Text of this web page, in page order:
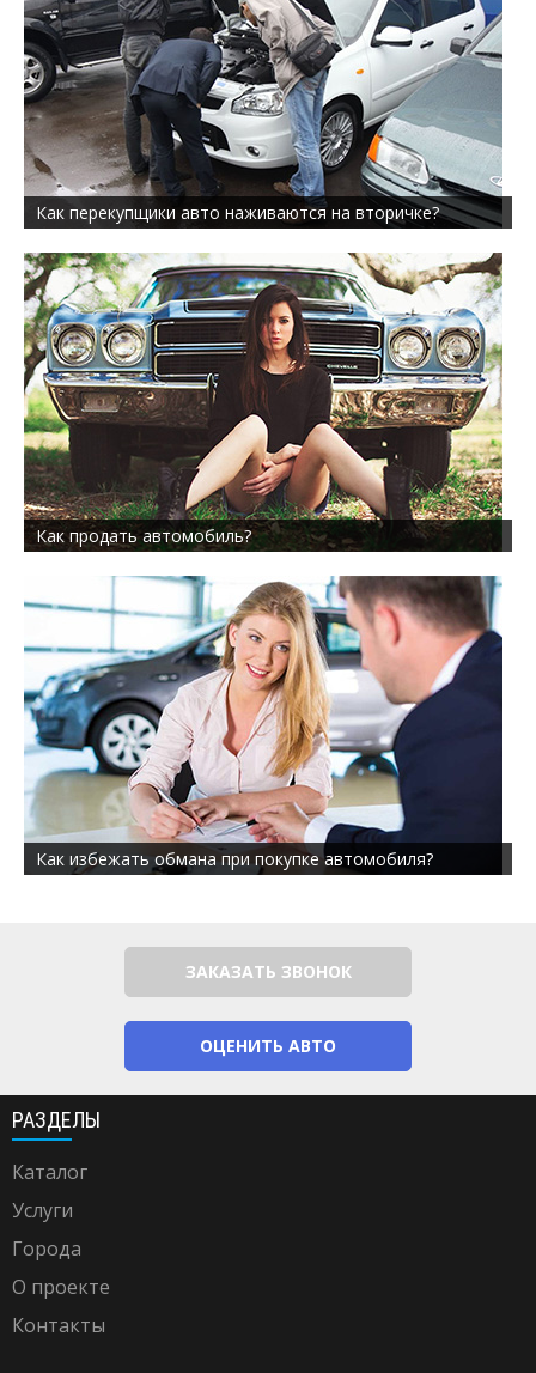
Как перекупщики авто наживаются на вторичке?
Как продать автомобиль?
Как избежать обмана при покупке автомобиля?
ЗАКАЗАТЬ ЗВОНОК
ОЦЕНИТЬ АВТО
РАЗДЕЛЫ
Каталог
Услуги
Города
О проекте
Контакты